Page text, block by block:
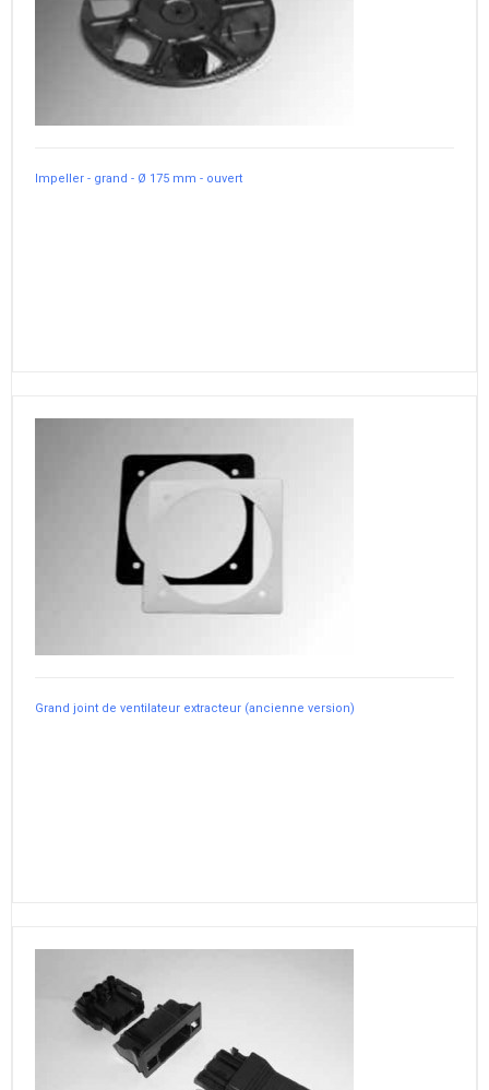
Impeller - grand - Ø 175 mm - ouvert
Grand joint de ventilateur extracteur (ancienne version)